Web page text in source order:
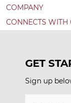
COMPANY
CONNECTS WITH
GET
Sign up